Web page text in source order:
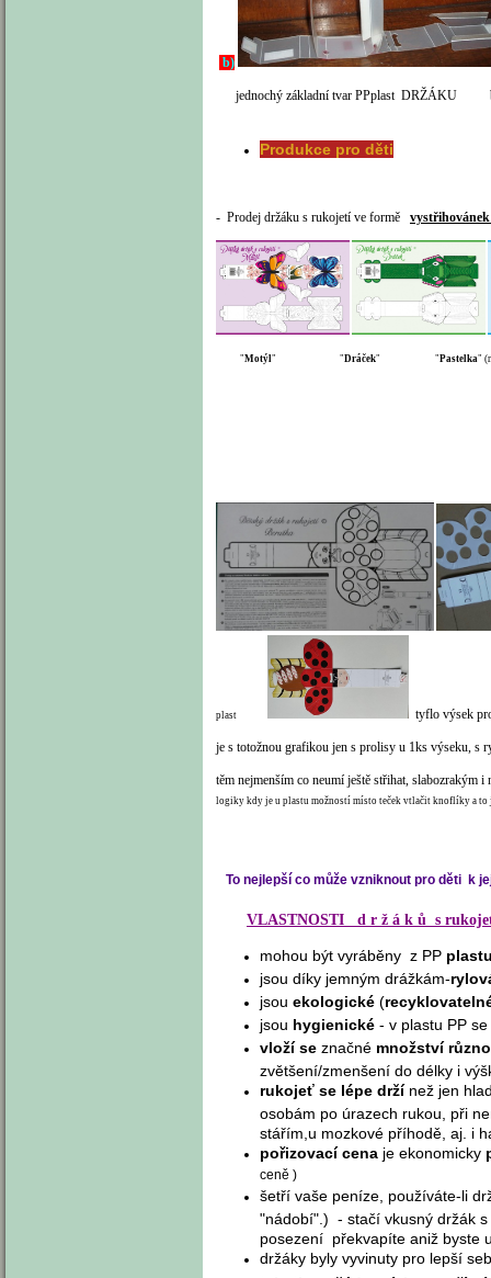
b)
jednochý základní tvar PPplast
Produkce pro děti
- Prodej držáku s rukojetí ve formě
"Motýl" "Dráček" "Pastelka"
plast tyflo výsek
je s totožnou grafikou jen s prolisy u 1ks výseku, s
těm nejmenším co neumí ještě střihat, slabozrakým i
logiky kdy je u plastu možností místo teček vtlačit knoflíky a to
To nejlepší co může vzniknout pro děti k
VLASTNOSTI d r ž á k ů s
mohou být vyráběny z PP
jsou díky jemným drážkám-
jsou ekologické (
jsou hygienické - v plastu PP
vloží se značné množství
zvětšení/zmenšení do délky i
rukojeť se lépe drží než jen
osobám po úrazech rukou, při
stářím,u mozkové příhodě, aj. i
pořizovací cena je ekonomicky
ceně )
šetří vaše peníze, používáte-li
"nádobí".) - stačí vkusný držák
posezení překvapíte aniž byste
držáky byly vyvinuty pro lepší